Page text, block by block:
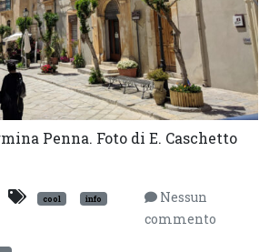
Penna. Foto di E. Caschetto
cool info
Nessun
commento